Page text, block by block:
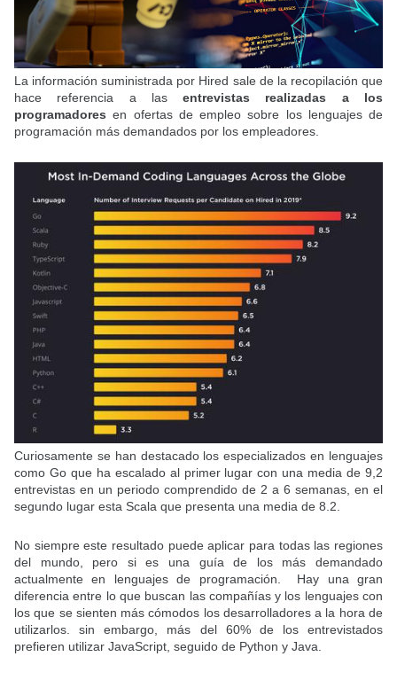
La información suministrada por Hired sale de la recopilación que
hace referencia a lasentrevistas realizadas a los
programadores en ofertas de empleo sobre los lenguajes de
programación más demandados por los empleadores.
Curiosamente se han destacado los especializados en lenguajes
como Go que ha escalado al primer lugar con una media de 9,2
entrevistas en un periodo comprendido de 2 a 6 semanas, en el
segundo lugar esta Scala que presenta una media de 8.2.
No siempre este resultado puede aplicar para todas las regiones
del mundo, pero si es una guía de los más demandado
actualmente en lenguajes de programación. Hay una gran
diferencia entre lo que buscan las compañías y los lenguajes con
los que se sienten más cómodos los desarrolladores a la hora de
utilizarlos. sin embargo, más del 60% de los entrevistados
prefieren utilizar JavaScript, seguido de Python y Java.